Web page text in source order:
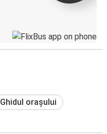
Ghidul orașului